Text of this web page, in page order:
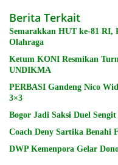
Berita Terkait
Semarakkan HUT ke-81 RI,
Olahraga
Ketum KONI Resmikan
UNDIKMA
PERBASI Gandeng Nico
3×3
Bogor Jadi Saksi Duel
Coach Deny Sartika Benahi
DWP Kemenpora Gelar